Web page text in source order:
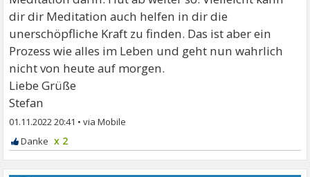
dir dir Meditation auch helfen in dir die
unerschöpfliche Kraft zu finden. Das ist aber ein
Prozess wie alles im Leben und geht nun wahrlich
nicht von heute auf morgen.
Liebe Grüße
Stefan
01.11.2022 20:41 •
x 2